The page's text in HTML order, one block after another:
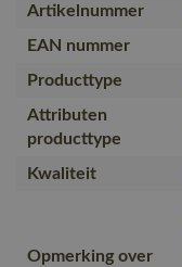
Artikelnummer
EAN nummer
Producttype
Attributen
producttype
Kwaliteit
Opmerking over